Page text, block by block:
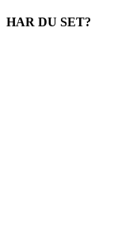
HAR DU SET?